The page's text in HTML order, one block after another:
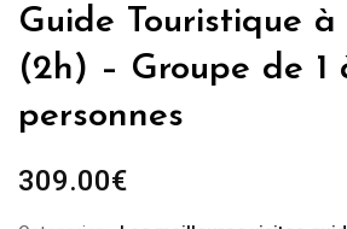
Guide Touristique à
(2h) – Groupe de 1
personnes
309.00€